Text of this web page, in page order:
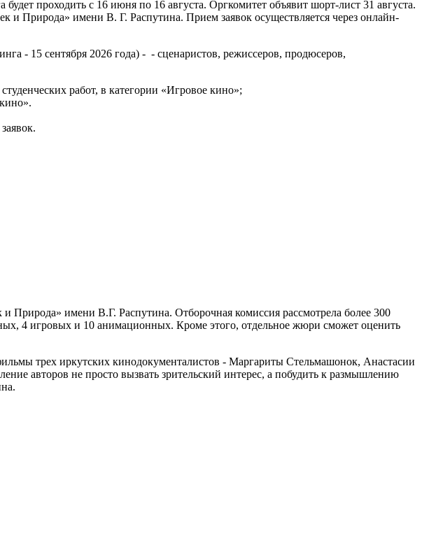
проходить с 16 июня по 16 августа. Оргкомитет объявит шорт-лист 31 августа.
и Природа» имени В. Г. Распутина. Прием заявок осуществляется через онлайн-
- 15 сентября 2026 года) - - сценаристов, режиссеров, продюсеров,
работ, в категории «Игровое кино»;
Природа» имени В.Г. Распутина. Отборочная комиссия рассмотрела более 300
4 игровых и 10 анимационных. Кроме этого, отдельное жюри сможет оценить
трех иркутских кинодокументалистов - Маргариты Стельмашонок, Анастасии
авторов не просто вызвать зрительский интерес, а побудить к размышлению